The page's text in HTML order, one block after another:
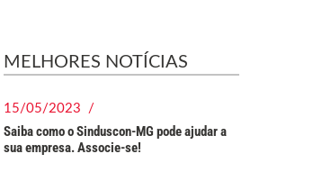
MELHORES NOTÍCIAS
15/05/2023 /
Saiba como o Sinduscon-MG pode ajudar a
sua empresa. Associe-se!